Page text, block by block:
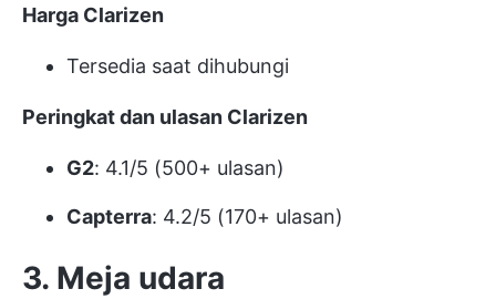
Harga Clarizen
Tersedia saat dihubungi
Peringkat dan ulasan Clarizen
G2: 4.1/5 (500+ ulasan)
Capterra: 4.2/5 (170+ ulasan)
3. Meja udara